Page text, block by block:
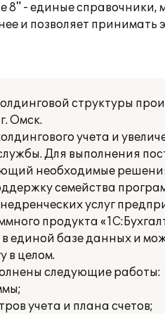
- единые
и позволяет
структуры
Омск.
учета и
Для выполнения
необходимые
семейства
услуг
продукта
единой базе данных и
в целом.
следующие работы:
учета и плана счетов;